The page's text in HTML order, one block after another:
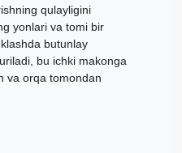
qulayligini
yonlari va tomi bir
butunlay
bu ichki makonga
va orqa tomondan